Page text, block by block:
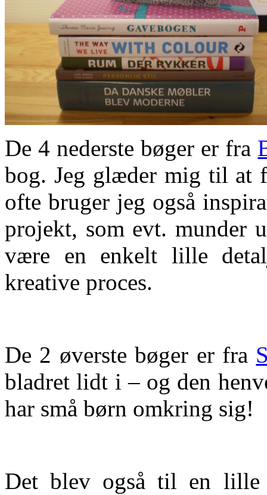
De 4 nederste bøger er fra
bog. Jeg glæder mig til at
ofte bruger jeg også
projekt, som evt. munder
være en enkelt lille
kreative proces.
De 2 øverste bøger er fra
bladret lidt i – og den
har små børn omkring sig!
Det blev også til en lille